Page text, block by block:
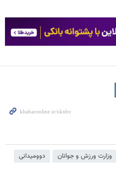
وزارت ورزش و جوانان
دوومیدانی